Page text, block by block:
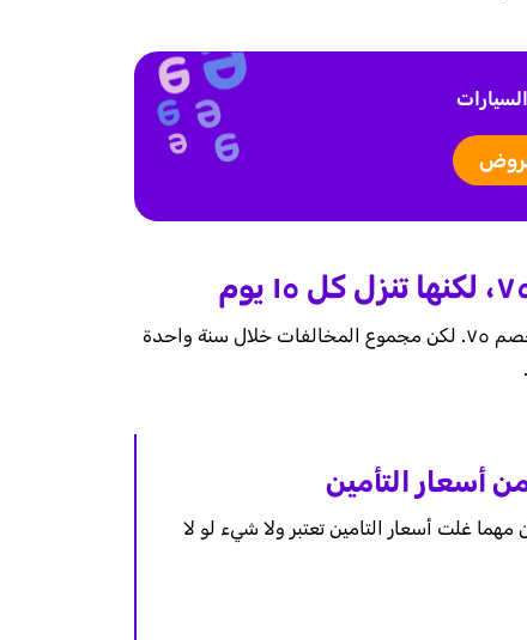
قيمة مخالفة انتهاء التامين في السعودية ١٠٠-١٥٠ ريال، ومع الخصم ٧٥. لكن مجموع المخالفات خلال سنة واحدة
أسعار التأمين
مهما غلت أسعار التامين تعتبر ولا شيء لو لا